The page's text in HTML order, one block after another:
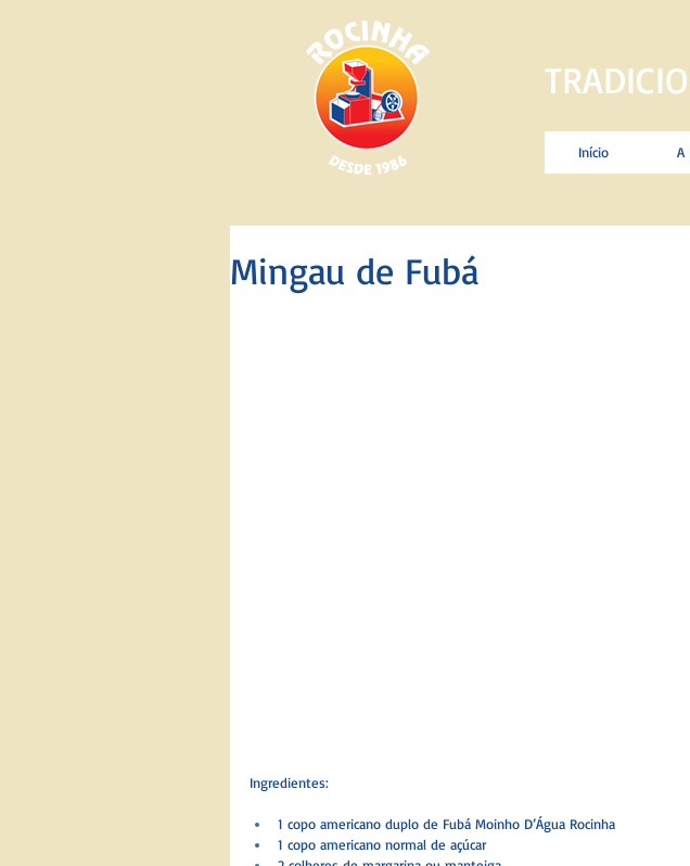
Início A
Mingau de Fubá
Ingredientes:
1 copo americano duplo de Fubá Moinho D’Água Rocinha
1 copo americano normal de açúcar